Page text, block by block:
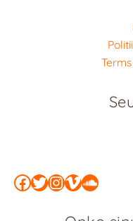
Facebook
Twitter
Instagram
Vimeo